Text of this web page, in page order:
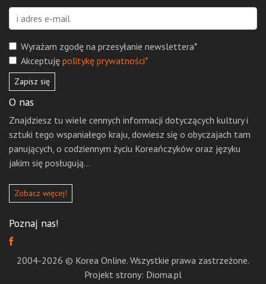
Wyrażam zgodę na przesyłanie newslettera*
Akceptuję politykę prywatności*
Zapisz się
O nas
Znajdziesz tu wiele cennych informacji dotyczących kultury i
sztuki tego wspaniałego kraju, dowiesz się o obyczajach tam
panujących, o codziennym życiu Koreańczyków oraz języku
jakim się posługują...
Zobacz więcej!
Poznaj nas!
2004-2026 © Korea Online. Wszystkie prawa zastrzeżone.
Projekt strony: Dioma.pl